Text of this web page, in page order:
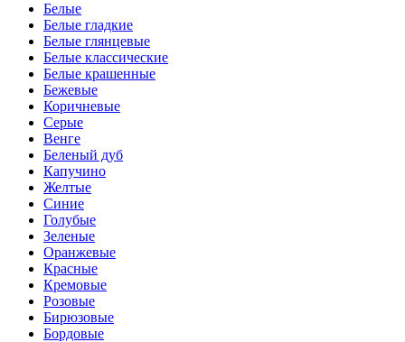
Белые
Белые гладкие
Белые глянцевые
Белые классические
Белые крашенные
Бежевые
Коричневые
Серые
Венге
Беленый дуб
Капучино
Желтые
Синие
Голубые
Зеленые
Оранжевые
Красные
Кремовые
Розовые
Бирюзовые
Бордовые